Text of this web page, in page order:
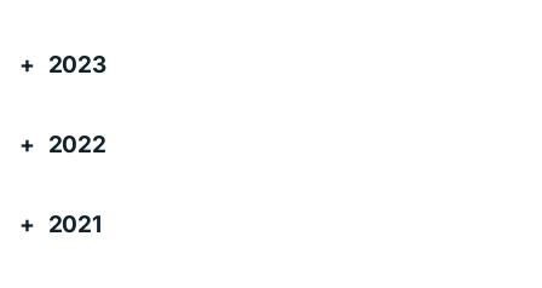
2023
2022
2021